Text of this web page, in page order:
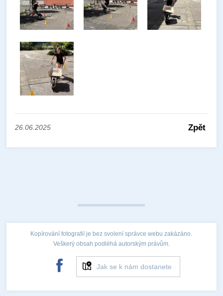
26.06.2025 Zpět
Kopírování fotografií je bez svolení správce webu zakázáno.
Veškerý obsah podléhá autorským právům.
Jak se k nám dostanete